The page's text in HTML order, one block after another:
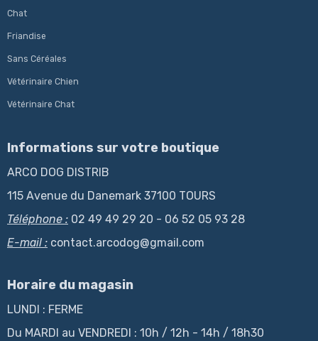
Chat
Friandise
Sans Céréales
Vétérinaire Chien
Vétérinaire Chat
Informations sur votre boutique
ARCO DOG DISTRIB
115 Avenue du Danemark 37100 TOURS
Téléphone : 02 49 49 29 20 - 06 52 05 93 28
E-mail : contact.arcodog@gmail.com
Horaire du magasin
LUNDI : FERME
Du MARDI au VENDREDI : 10h / 12h - 14h / 18h30